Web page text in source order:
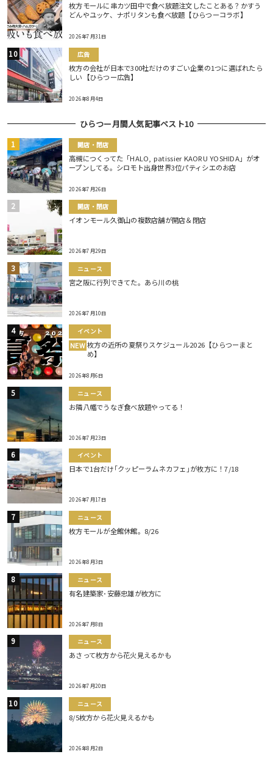
枚方モールに串カツ田中で食べ放題注文したことある？かすう
どんやユッケ、ナポリタンも食べ放題【ひらつーコラボ】
2026年7月31日
広告
枚方の会社が日本で300社だけのすごい企業の1つに選ばれたら
しい【ひらつー広告】
2026年8月4日
ひらつー月間人気記事ベスト10
開店・閉店
高槻につくってた「HALO, patissier KAORU YOSHIDA」がオ
ープンしてる。シロモト出身世界3位パティシエのお店
2026年7月26日
開店・閉店
イオンモール久御山の複数店舗が開店＆閉店
2026年7月29日
ニュース
宮之阪に行列できてた。あら川の桃
2026年7月10日
イベント
NEW 枚方の近所の夏祭りスケジュール2026【ひらつーまと
め】
2026年8月6日
ニュース
お隣八幡でうなぎ食べ放題やってる！
2026年7月23日
イベント
日本で1台だけ｢クッピーラムネカフェ｣が枚方に！7/18
2026年7月17日
ニュース
枚方モールが全館休館。8/26
2026年8月3日
ニュース
有名建築家･安藤忠雄が枚方に
2026年7月8日
ニュース
あさって枚方から花火見えるかも
2026年7月20日
ニュース
8/5枚方から花火見えるかも
2026年8月2日